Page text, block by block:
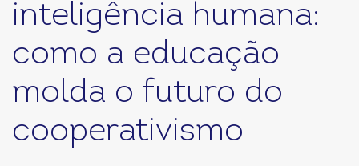
inteligência humana:
como a educação
molda o futuro do
cooperativismo